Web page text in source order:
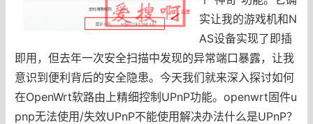
实让我的游戏机和N
AS设备实现了即插
即用，但去年一次安全扫描中发现的异常端口暴露，让我
意识到便利背后的安全隐患。今天我们就来深入探讨如何
在OpenWrt软路由上精细控制UPnP功能。openwrt固件u
pnp无法使用/失效UPnP不能使用解决办法什么是UPnP？